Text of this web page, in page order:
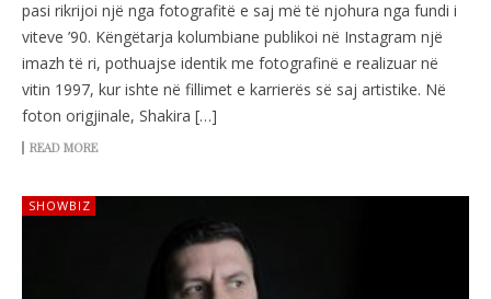
pasi rikrijoi një nga fotografitë e saj më të njohura nga fundi i
viteve ’90. Këngëtarja kolumbiane publikoi në Instagram një
imazh të ri, pothuajse identik me fotografinë e realizuar në
vitin 1997, kur ishte në fillimet e karrierës së saj artistike. Në
foton origjinale, Shakira […]
READ MORE
SHOWBIZ